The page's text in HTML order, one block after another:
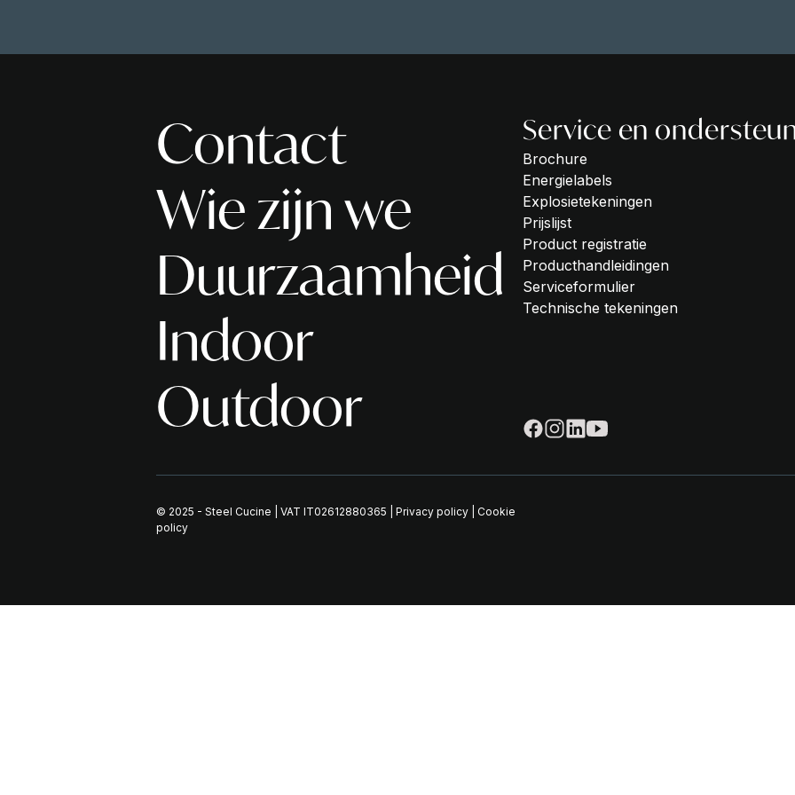
Contact
Wie zijn we
Duurzaamheid
Indoor
Outdoor
Service en
Brochure
Energielabels
Explosietekeningen
Prijslijst
Product registratie
Producthandleidingen
Serviceformulier
Technische tekeningen
© 2025 - Steel Cucine | VAT IT02612880365 | Privacy policy
Cookie
policy